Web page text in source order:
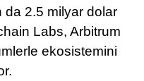
Telegram
da 2.5 milyar dolar
Labs, Arbitrum
ekosistemini